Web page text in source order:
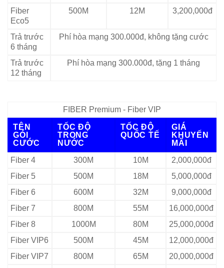
Fiber
Eco5
500M 12M 3,200,000đ
Trả trước
6 tháng
Phí hòa mạng 300.000đ, không tặng cước
Trả trước
12 tháng
Phí hòa mạng 300.000đ, tặng 1 tháng
FIBER Premium - Fiber VIP
TÊN
GÓI
CƯỚC
TỐC ĐỘ
TRONG
NƯỚC
TỐC ĐỘ
QUỐC TẾ
GIÁ
KHUYẾN
MÃI
Fiber 4
300M 10M
2,000,000đ
Fiber 5
500M 18M
5,000,000đ
Fiber 6
600M 32M
9,000,000đ
Fiber 7
800M 55M
16,000,000đ
Fiber 8
1000M 80M
25,000,000đ
Fiber VIP6
500M 45M
12,000,000đ
Fiber VIP7
800M 65M
20,000,000đ